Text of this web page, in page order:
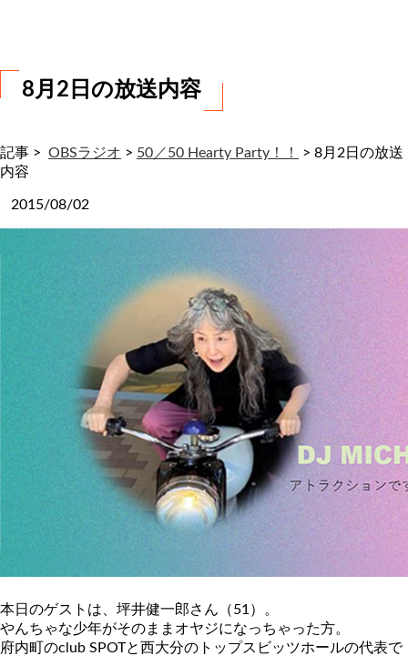
8月2日の放送内容
記事 > OBSラジオ > 50／50 Hearty Party！！ > 8月2日の放送
内容
2015/08/02
本日のゲストは、坪井健一郎さん（51）。
やんちゃな少年がそのままオヤジになっちゃった方。
府内町のclub SPOTと西大分のトップスビッツホールの代表で